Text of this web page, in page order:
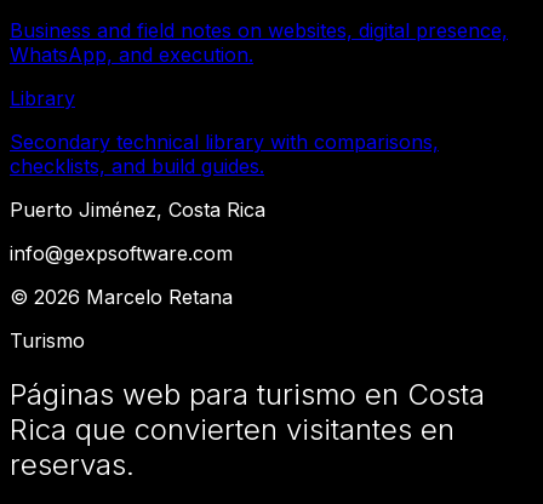
Business and field notes on websites, digital presence,
WhatsApp, and execution.
Library
Secondary technical library with comparisons,
checklists, and build guides.
Puerto Jiménez, Costa Rica
info@gexpsoftware.com
© 2026 Marcelo Retana
Turismo
Páginas web para turismo en Costa
Rica que convierten visitantes en
reservas.